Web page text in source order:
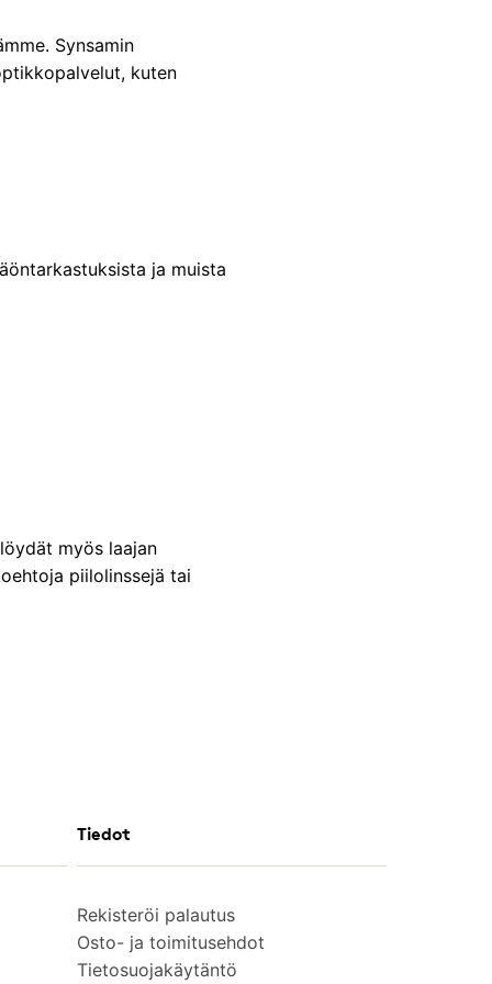
Synsamin
kuten
ja muista
myös laajan
piilolinssejä tai
Tiedot
Rekisteröi palautus
Osto- ja toimitusehdot
Tietosuojakäytäntö